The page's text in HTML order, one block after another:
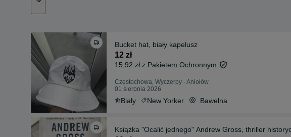
Bucket hat, biały kapelusz
12 zł
15,92 zł z Pakietem Ochronnym
Częstochowa, Wyczerpy - Aniołów
01 sierpnia 2026
Biały New Yorker Bawełna
Książka "Ocalić jednego" Andrew Gross, thriller